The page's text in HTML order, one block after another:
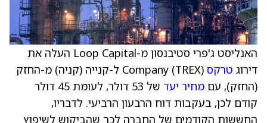
האנליסט ג'פרי סטיבנסון מ-Loop Capital העלה את
דירוג טרקס
Company (TREX) ל-קנייה (קניה) מ-החזק
(החזק), עם מחיר יעד
של 53 דולר, לעומת 45 דולר
קודם לכן, בעקבות דוח הרבעון הרביעי. לדבריו,
החששות הקודמים של החברה לכך שהביקוש לשיפוץ